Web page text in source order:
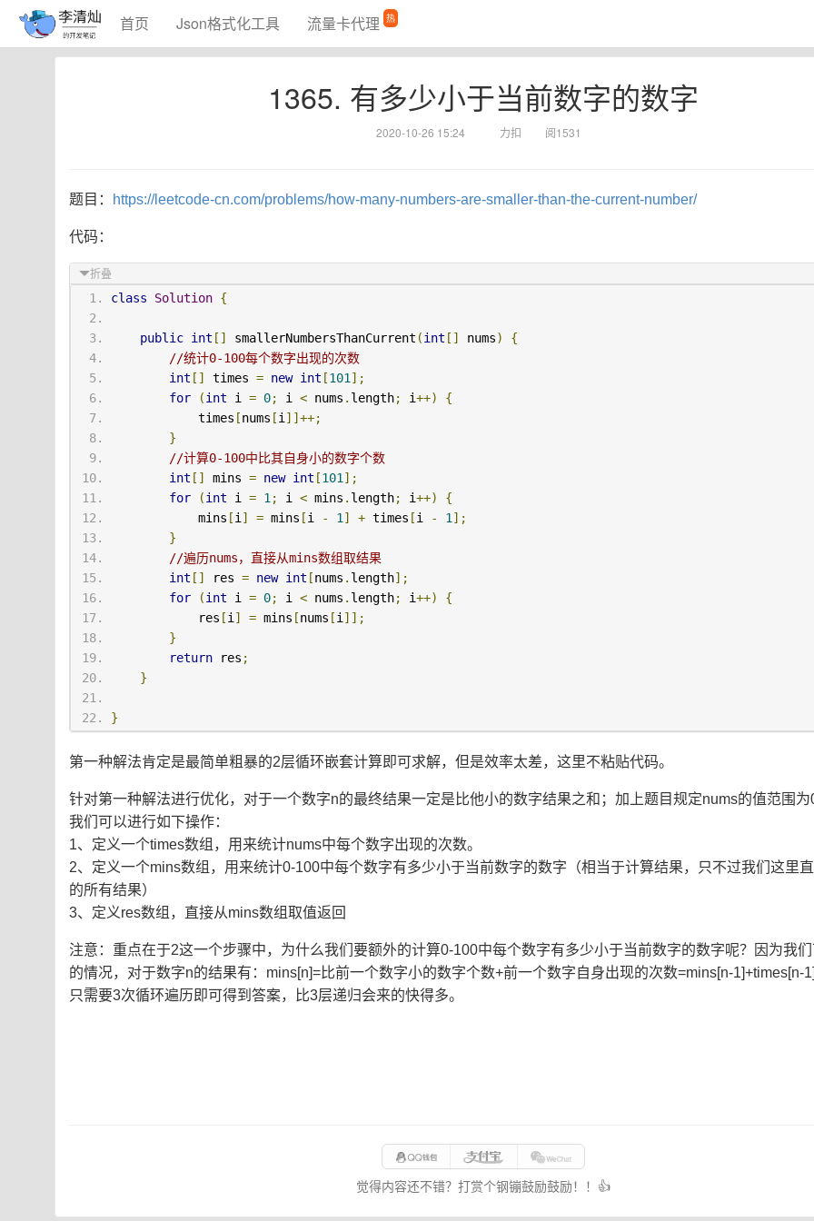
首页 Json格式化工具 流量卡代理 热
1365. 有多少小于当前数字的数字
2020-10-26 15:24 力扣 阅1531
题目： https://leetcode-cn.com/problems/how-many-numbers-are-smaller-than-the-current-number/
代码：
折叠
class Solution {
public int [] smallerNumbersThanCurrent (int [] nums)
{
//统计0-100每个数字出现的次数
int [] times = new int [101 ];
for
(int i = 0; i < nums . length; i++)
{
            times
[nums [i ]]++;
}
//计算0-100中比其自身小的数字个数
int [] mins = new int [101 ];
for
(int i = 1 ; i < mins . length; i++)
{
            mins
[i ] = mins [i - 1 ] + times [i - 1 ];
}
//遍历nums，直接从mins数组取结果
int [] res = new int [nums . length];
for
(int i = 0; i < nums . length; i++)
{
            res
[i ] = mins [nums [i ]];
}
return res ;
}
}
第一种解法肯定是最简单粗暴的2层循环嵌套计算即可求解，但是效率太差，这里不粘贴代码。
针对第一种解法进行优化，对于一个数字n的最终结果一定是比他小的数字结果之和；加上题目规定nums的值范围为
我们可以进行如下操作：
1、定义一个times数组，用来统计nums中每个数字出现的次数。
2、定义一个mins数组，用来统计0-100中每个数字有多少小于当前数字的数字（相当于计算结果，只不过我们这里
的所有结果）
3、定义res数组，直接从mins数组取值返回
注意：重点在于2这一个步骤中，为什么我们要额外的计算0-100中每个数字有多少小于当前数字的数字呢？因为我
的情况，对于数字n的结果有：mins[n]=比前一个数字小的数字个数+前一个数字自身出现的次数=mins[n-1]+times[n-
只需要3次循环遍历即可得到答案，比3层递归会来的快得多。
觉得内容还不错？打赏个钢镚鼓励鼓励！！👍